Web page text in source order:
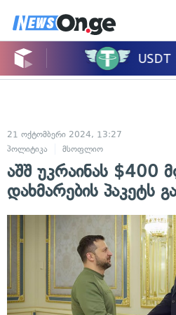
21 ოქტომბერი 2024, 13:27
პოლიტიკა
მსოფლიო
აშშ უკრაინას $400
დახმარების პაკეტს